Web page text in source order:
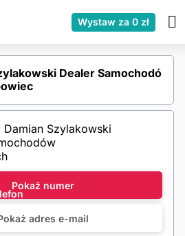
Wystaw za 0 zł
Dealer Samochodó
Pokaż numer
adres e-mail